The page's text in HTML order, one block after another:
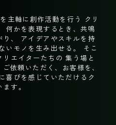
主軸に創作活動を行う
クリ
何かを表現するとき、共鳴
、
アイデアやスキルを持
いモノを生み出せる。
そこ
リエイターたちの 集う場と
ご依頼いただく、お客様を、
喜びを感じていただけるク
す。